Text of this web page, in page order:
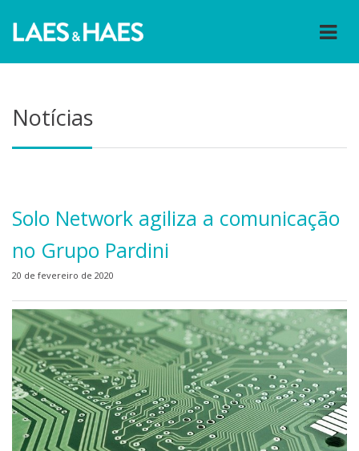
Notícias
Solo Network agiliza a comunicação
no Grupo Pardini
20 de fevereiro de 2020